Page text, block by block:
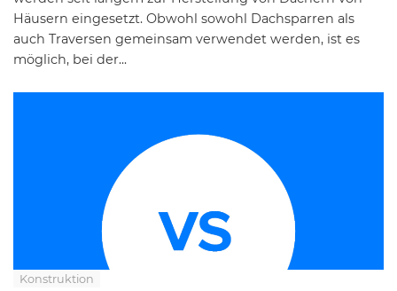
Häusern eingesetzt. Obwohl sowohl Dachsparren als
auch Traversen gemeinsam verwendet werden, ist es
möglich, bei der...
Konstruktion